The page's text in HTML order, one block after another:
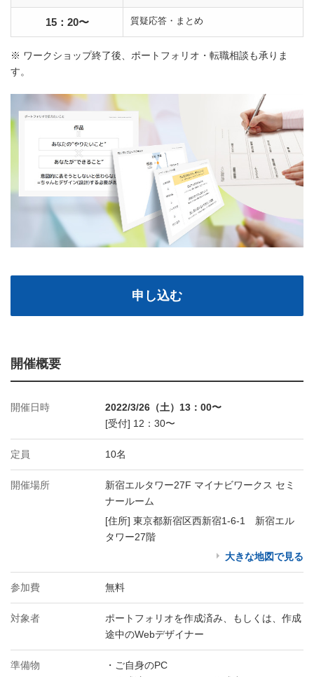
15：20〜 質疑応答・まとめ
※ ワークショップ終了後、ポートフォリオ・転職相談も承りま
す。
申し込む
開催概要
開催日時
2022/3/26（土）13：00〜
[受付] 12：30〜
定員 10名
開催場所
新宿エルタワー27F マイナビワークス セミ
ナールーム
[住所] 東京都新宿区西新宿1-6-1 新宿エル
タワー27階
大きな地図で見る
参加費 無料
対象者
ポートフォリオを作成済み、もしくは、作成
途中のWebデザイナー
準備物
・ご自身のPC